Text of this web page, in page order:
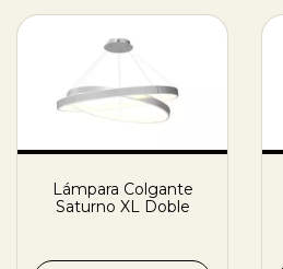
Lámpara Colgante
Saturno XL Doble